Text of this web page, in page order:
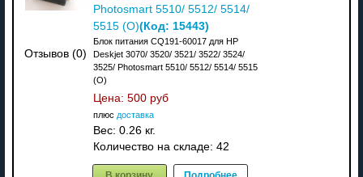
Отзывов (0)
Photosmart 5510/ 5512/ 5514/
5515 (О)(Код: 15443)
Блок питания CQ191-60017 для HP
Deskjet 3070/ 3520/ 3521/ 3522/ 3524/
3525/ Photosmart 5510/ 5512/ 5514/ 5515
(О)
Цена: 500 руб
плюс доставка
Вес: 0.26 кг.
Количество на складе: 42